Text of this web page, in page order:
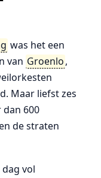
was het een
van Groenlo,
Maar liefst zes
600
de straten
vol